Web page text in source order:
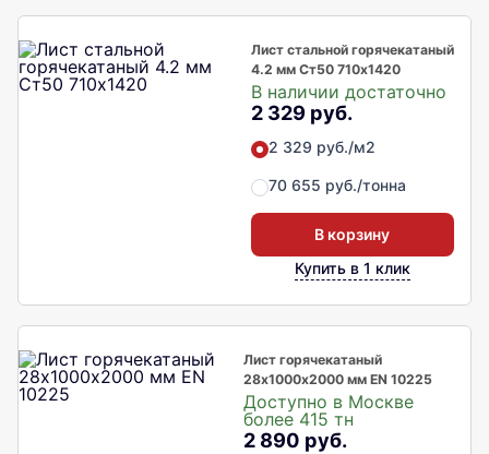
Лист стальной горячекатаный
4.2 мм Ст50 710х1420
В наличии достаточно
2 329 руб.
2 329 руб./м2
70 655 руб./тонна
В корзину
Купить в 1 клик
Лист горячекатаный
28х1000х2000 мм EN 10225
Доступно в Москве
более 415 тн
2 890 руб.